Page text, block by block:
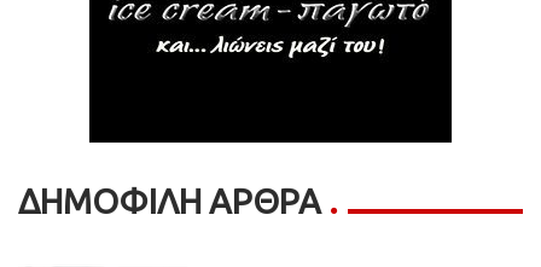
ΔΗΜΟΦΙΛΗ ΑΡΘΡΑ